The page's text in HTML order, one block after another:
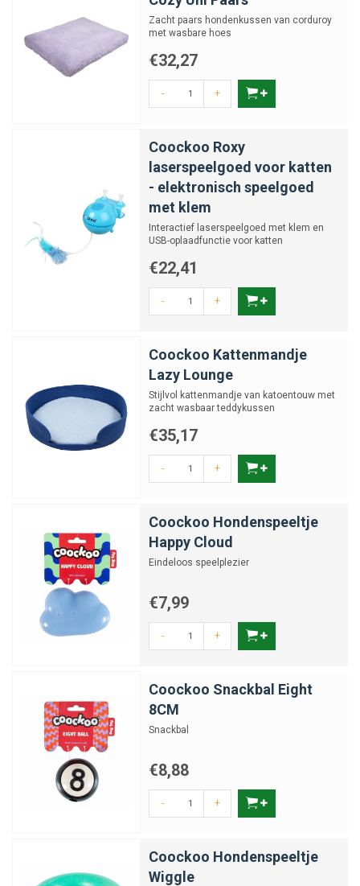
Zacht paars hondenkussen van corduroy
met wasbare hoes
€32,27
- +
Coockoo Roxy
laserspeelgoed voor katten
- elektronisch speelgoed
met klem
Interactief laserspeelgoed met klem en
USB-oplaadfunctie voor katten
€22,41
- +
Coockoo Kattenmandje
Lazy Lounge
Stijlvol kattenmandje van katoentouw met
zacht wasbaar teddykussen
€35,17
- +
Coockoo Hondenspeeltje
Happy Cloud
Eindeloos speelplezier
€7,99
- +
Coockoo Snackbal Eight
8CM
Snackbal
€8,88
- +
Coockoo Hondenspeeltje
Wiggle